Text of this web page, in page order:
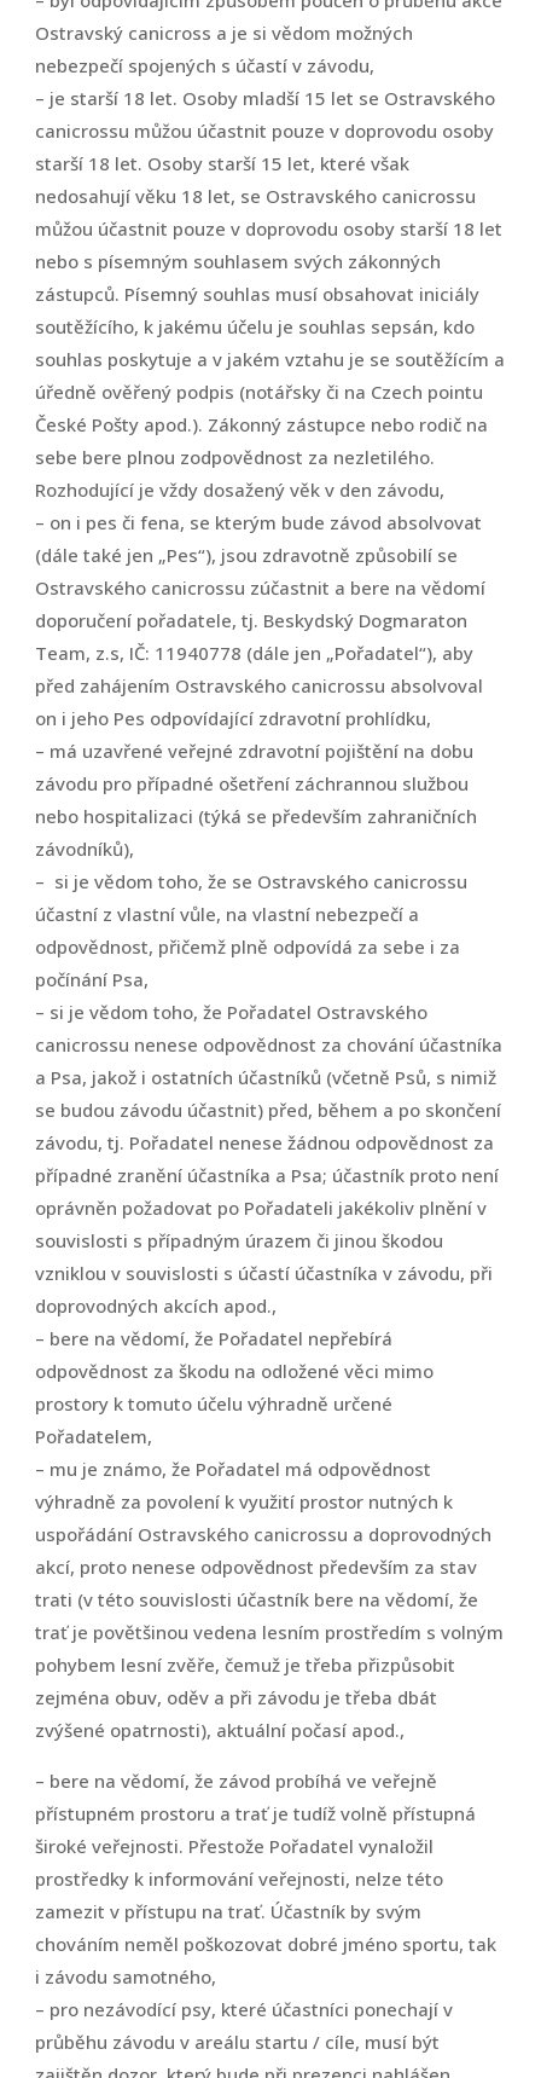
Ostravský canicross a je si vědom možných
nebezpečí spojených s účastí v závodu,
– je starší 18 let. Osoby mladší 15 let se Ostravského
canicrossu můžou účastnit pouze v doprovodu osoby
starší 18 let. Osoby starší 15 let, které však
nedosahují věku 18 let, se Ostravského canicrossu
můžou účastnit pouze v doprovodu osoby starší 18 let
nebo s písemným souhlasem svých zákonných
zástupců. Písemný souhlas musí obsahovat iniciály
soutěžícího, k jakému účelu je souhlas sepsán, kdo
souhlas poskytuje a v jakém vztahu je se soutěžícím a
úředně ověřený podpis (notářsky či na Czech pointu
České Pošty apod.). Zákonný zástupce nebo rodič na
sebe bere plnou zodpovědnost za nezletilého.
Rozhodující je vždy dosažený věk v den závodu,
– on i pes či fena, se kterým bude závod absolvovat
(dále také jen „Pes“), jsou zdravotně způsobilí se
Ostravského canicrossu zúčastnit a bere na vědomí
doporučení pořadatele, tj. Beskydský Dogmaraton
Team, z.s, IČ: 11940778 (dále jen „Pořadatel“), aby
před zahájením Ostravského canicrossu absolvoval
on i jeho Pes odpovídající zdravotní prohlídku,
– má uzavřené veřejné zdravotní pojištění na dobu
závodu pro případné ošetření záchrannou službou
nebo hospitalizaci (týká se především zahraničních
závodníků),
– si je vědom toho, že se Ostravského canicrossu
účastní z vlastní vůle, na vlastní nebezpečí a
odpovědnost, přičemž plně odpovídá za sebe i za
počínání Psa,
– si je vědom toho, že Pořadatel Ostravského
canicrossu nenese odpovědnost za chování účastníka
a Psa, jakož i ostatních účastníků (včetně Psů, s nimiž
se budou závodu účastnit) před, během a po skončení
závodu, tj. Pořadatel nenese žádnou odpovědnost za
případné zranění účastníka a Psa; účastník proto není
oprávněn požadovat po Pořadateli jakékoliv plnění v
souvislosti s případným úrazem či jinou škodou
vzniklou v souvislosti s účastí účastníka v závodu, při
doprovodných akcích apod.,
– bere na vědomí, že Pořadatel nepřebírá
odpovědnost za škodu na odložené věci mimo
prostory k tomuto účelu výhradně určené
Pořadatelem,
– mu je známo, že Pořadatel má odpovědnost
výhradně za povolení k využití prostor nutných k
uspořádání Ostravského canicrossu a doprovodných
akcí, proto nenese odpovědnost především za stav
trati (v této souvislosti účastník bere na vědomí, že
trať je povětšinou vedena lesním prostředím s volným
pohybem lesní zvěře, čemuž je třeba přizpůsobit
zejména obuv, oděv a při závodu je třeba dbát
zvýšené opatrnosti), aktuální počasí apod.,
– bere na vědomí, že závod probíhá ve veřejně
přístupném prostoru a trať je tudíž volně přístupná
široké veřejnosti. Přestože Pořadatel vynaložil
prostředky k informování veřejnosti, nelze této
zamezit v přístupu na trať. Účastník by svým
chováním neměl poškozovat dobré jméno sportu, tak
i závodu samotného,
– pro nezávodící psy, které účastníci ponechají v
průběhu závodu v areálu startu / cíle, musí být